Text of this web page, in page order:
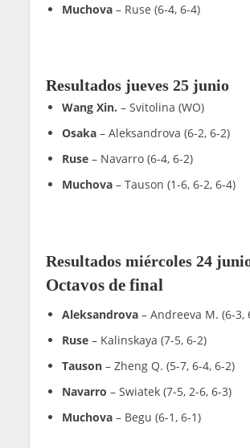
Muchova– Ruse (6-4, 6-4)
Resultados jueves 25 junio
Wang Xin. – Svitolina (WO)
Osaka– Aleksandrova (6-2, 6-2)
Ruse– Navarro (6-4, 6-2)
Muchova– Tauson (1-6, 6-2, 6-4)
Resultados miércoles 24
Octavos de final
Aleksandrova– Andreeva M. (6-3,
Ruse– Kalinskaya (7-5, 6-2)
Tauson– Zheng Q. (5-7, 6-4, 6-2)
Navarro – Swiatek (7-5, 2-6, 6-3)
Muchova– Begu (6-1, 6-1)